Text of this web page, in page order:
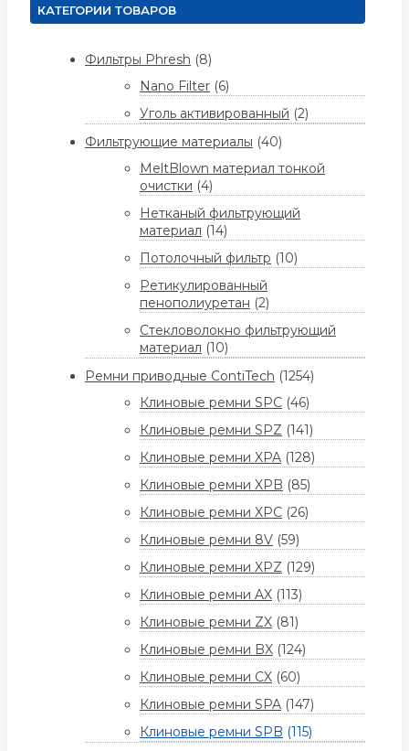
КАТЕГОРИИ ТОВАРОВ
Фильтры Phresh (8)
Nano Filter (6)
Уголь активированный (2)
Фильтрующие материалы (40)
MeltBlown материал тонкой
очистки (4)
Нетканый фильтрующий
материал (14)
Потолочный фильтр (10)
Ретикулированный
пенополиуретан (2)
Стекловолокно фильтрующий
материал (10)
Ремни приводные ContiTech (1254)
Клиновые ремни SPC (46)
Клиновые ремни SPZ (141)
Клиновые ремни XPA (128)
Клиновые ремни XPB (85)
Клиновые ремни XPC (26)
Клиновые ремни 8V (59)
Клиновые ремни XPZ (129)
Клиновые ремни AX (113)
Клиновые ремни ZX (81)
Клиновые ремни BX (124)
Клиновые ремни CX (60)
Клиновые ремни SPA (147)
Клиновые ремни SPB (115)